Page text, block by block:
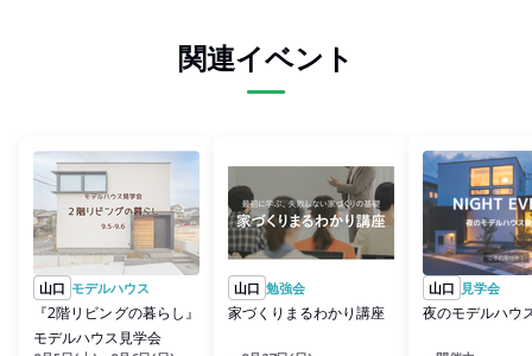
関連イベント
山口 モデルハウス
『2階リビングの暮らし』
モデルハウス見学会
山口 勉強会
家づくりまるわかり講座
山口 見学会
夜のモデルハウ